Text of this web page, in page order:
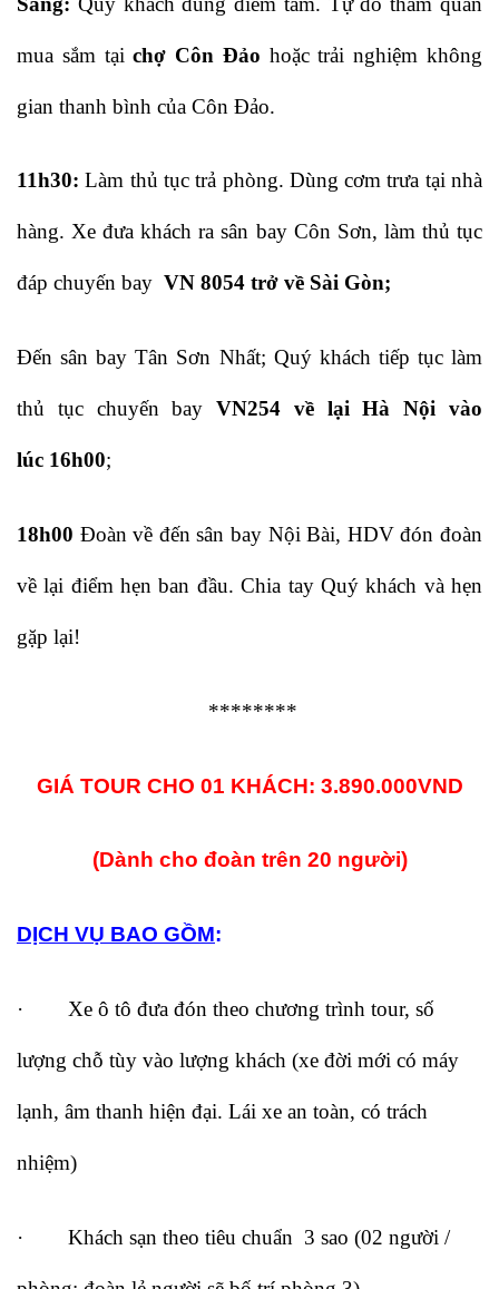
mua sắm tạichợ Côn Đảo hoặc trải nghiệm không
gian thanh bình của Côn Đảo.
11h30: Làm thủ tục trả phòng. Dùng cơm trưa tại nhà
hàng. Xe đưa khách ra sân bay Côn Sơn, làm thủ tục
đáp chuyến bay VN 8054 trở về Sài Gòn;
Đến sân bay Tân Sơn Nhất; Quý khách tiếp tục làm
thủ tục chuyến bayVN254 về lại Hà Nội vào
lúc 16h00;
18h00 Đoàn về đến sân bay Nội Bài, HDV đón đoàn
về lại điểm hẹn ban đầu. Chia tay Quý khách và hẹn
gặp lại!
********
GIÁ TOUR CHO 01 KHÁCH: 3.890.000VND
(Dành cho đoàn trên 20 người)
DỊCH VỤ BAO GỒM:
· Xe ô tô đưa đón theo chương trình tour, số
lượng chỗ tùy vào lượng khách (xe đời mới có máy
lạnh, âm thanh hiện đại. Lái xe an toàn, có trách
nhiệm)
· Khách sạn theo tiêu chuẩn 3 sao (02 người /